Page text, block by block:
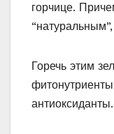
горчице.
Горечь этим
антиоксиданты.